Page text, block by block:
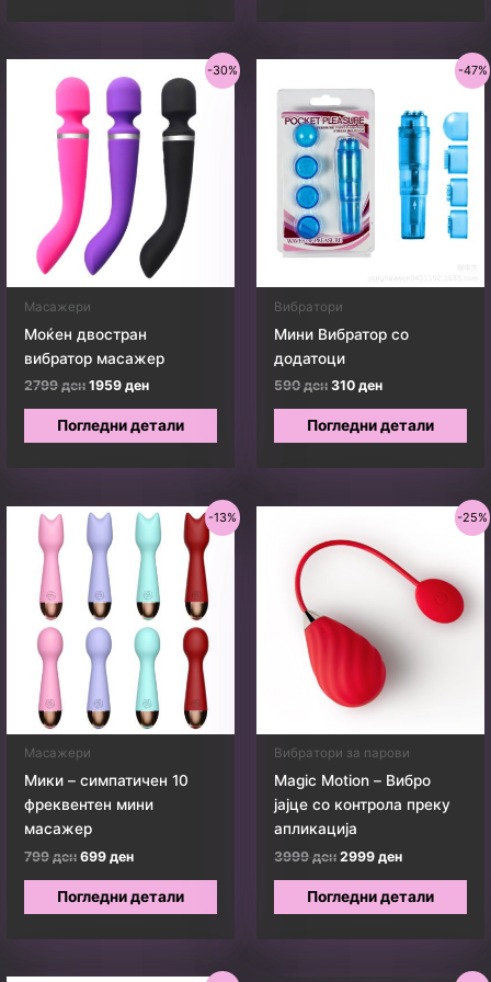
-30%
Масажери
Моќен двостран
вибратор масажер
2799ден Original
was:
2799 ден.
1959денCurrent
is:
Погледни детали
-47%
Вибратори
Мини Вибратор со
додатоци
590ден Original
was:
590 ден.
310денCurrent
is:
310 ден.
Погледни детали
-13%
Масажери
Мики – симпатичен 10
фреквентен мини
масажер
799ден Original
was:
799 ден.
699денCurrent
is:
699 ден.
Погледни детали
-25%
Вибратори за парови
Magic Motion – Вибро
јајце со контрола преку
апликација
3999ден Original
was:
3999 ден.
2999денCurrent
is:
Погледни детали